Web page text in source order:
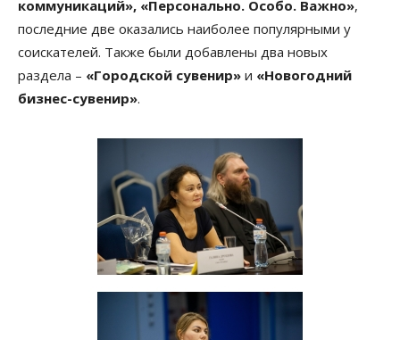
коммуникаций», «Персонально. Особо. Важно»,
последние две оказались наиболее популярными у
соискателей. Также были добавлены два новых
раздела – «Городской сувенир» и «Новогодний
бизнес-сувенир».